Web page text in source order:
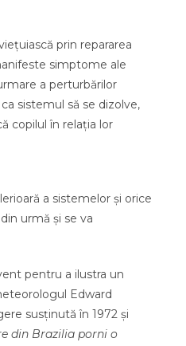
prin repararea
simptome ale
a perturbărilor
sistemul să se dizolve,
copilul în relația lor
a sistemelor și orice
urmă și se va
pentru a ilustra un
Edward
susținută în 1972 și
din Brazilia porni o